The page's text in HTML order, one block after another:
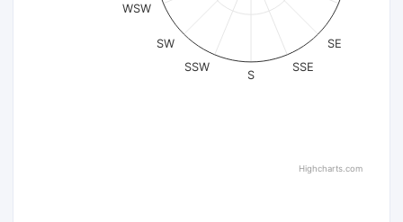
SE
SSE
S
SSW
SW
WSW
Highcharts.com